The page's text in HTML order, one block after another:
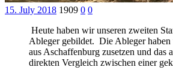
15. July 2018 1909 0 0
Heute haben wir unseren zweiten
Ableger gebildet. Die Ableger
aus Aschaffenburg zusetzen und
direkten Vergleich zwischen einer